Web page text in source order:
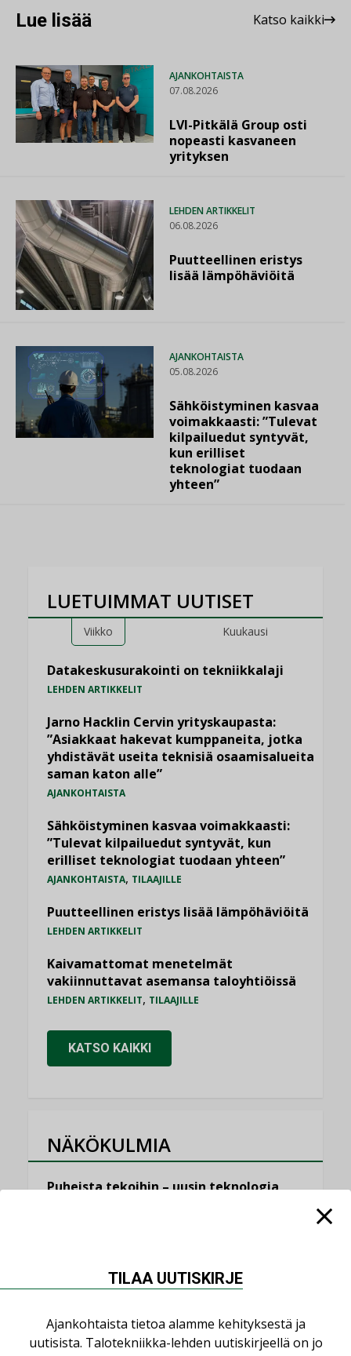
Lue lisää Katso kaikki
AJANKOHTAISTA
07.08.2026
LVI-Pitkälä Group osti
nopeasti kasvaneen
yrityksen
LEHDEN ARTIKKELIT
06.08.2026
Puutteellinen eristys
lisää lämpöhäviöitä
AJANKOHTAISTA
05.08.2026
Sähköistyminen kasvaa
voimakkaasti: ”Tulevat
kilpailuedut syntyvät,
kun erilliset
teknologiat tuodaan
yhteen”
LUETUIMMAT UUTISET
Viikko Kuukausi
Datakeskusurakointi on tekniikkalaji
LEHDEN ARTIKKELIT
Jarno Hacklin Cervin yrityskaupasta:
”Asiakkaat hakevat kumppaneita, jotka
yhdistävät useita teknisiä osaamisalueita
saman katon alle”
AJANKOHTAISTA
Sähköistyminen kasvaa voimakkaasti:
”Tulevat kilpailuedut syntyvät, kun
erilliset teknologiat tuodaan yhteen”
AJANKOHTAISTA, TILAAJILLE
Puutteellinen eristys lisää lämpöhäviöitä
LEHDEN ARTIKKELIT
Kaivamattomat menetelmät
vakiinnuttavat asemansa taloyhtiöissä
LEHDEN ARTIKKELIT, TILAAJILLE
KATSO KAIKKI
NÄKÖKULMIA
Puheista tekoihin – uusin teknologia
ilmanvaihtoa
KOLUMNI
TILAA UUTISKIRJE
Ajankohtaista tietoa alamme kehityksestä ja
uutisista. Talotekniikka-lehden uutiskirjeellä on jo